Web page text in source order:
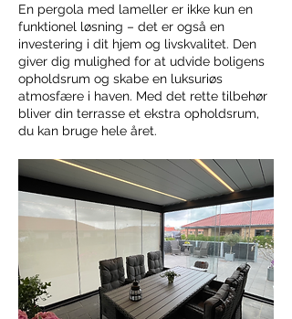
En pergola med lameller er ikke kun en
funktionel løsning – det er også en
investering i dit hjem og livskvalitet. Den
giver dig mulighed for at udvide boligens
opholdsrum og skabe en luksuriøs
atmosfære i haven. Med det rette tilbehør
bliver din terrasse et ekstra opholdsrum,
du kan bruge hele året.